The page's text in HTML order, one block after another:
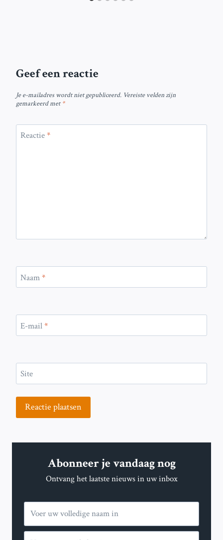
Geef een reactie
Je e-mailadres wordt niet gepubliceerd. Vereiste velden zijn
gemarkeerd met*
Reactie*
Naam*
E-mail*
Site
Abonneer je vandaag nog
Ontvang het laatste nieuws in uw inbox